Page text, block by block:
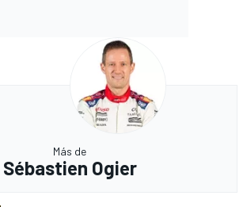
Más de
Sébastien Ogier